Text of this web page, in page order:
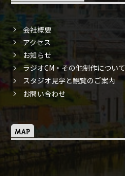
会社概要
アクセス
お知らせ
ラジオCM・その他制作について
スタジオ見学と観覧のご案内
お問い合わせ
MAP